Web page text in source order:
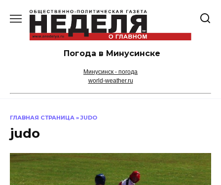
содержанию
Погода в Минусинске
Минусинск - погода
world-weather.ru
ГЛАВНАЯ СТРАНИЦА »JUDO
judo